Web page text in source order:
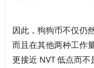
因此，狗狗币不仅仍
而且在其他两种工作
更接近 NVT 低点而